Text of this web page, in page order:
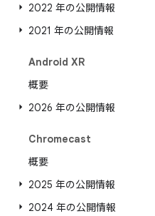
2022 年の公開情報
2021 年の公開情報
Android XR
概要
2026 年の公開情報
Chromecast
概要
2025 年の公開情報
2024 年の公開情報